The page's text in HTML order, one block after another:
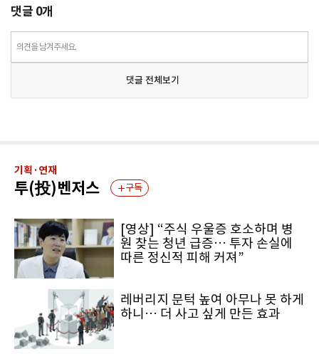
댓글 0개
의견을 남겨주세요.
댓글 전체보기
기획·연재
투(投)벤저스 구독
[영상] “주식 우울증 호소하며 병
원 찾는 청년 급증… 투자 손실에
따른 정신적 피해 커져”
레버리지 문턱 높여 아무나 못 하게
하니… 더 사고 싶게 만든 효과